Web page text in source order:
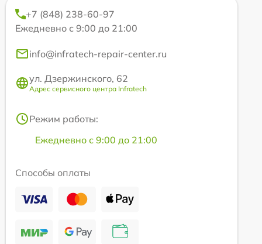
+7 (848) 238-60-97
Ежедневно с 9:00 до 21:00
info@infratech-repair-center.ru
ул. Дзержинского, 62
Адрес сервисного центра Infratech
Режим работы:
Ежедневно с 9:00 до 21:00
Способы оплаты